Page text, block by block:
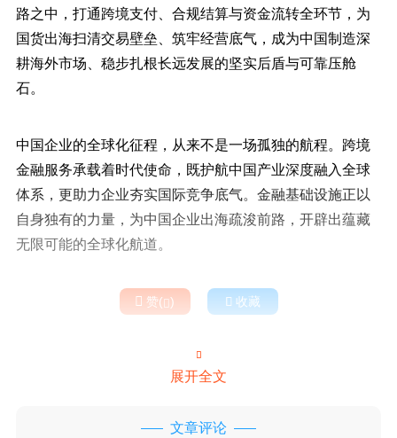
路之中，打通跨境支付、合规结算与资金流转全环节，为
国货出海扫清交易壁垒、筑牢经营底气，成为中国制造深
耕海外市场、稳步扎根长远发展的坚实后盾与可靠压舱
石。
中国企业的全球化征程，从来不是一场孤独的航程。跨境
金融服务承载着时代使命，既护航中国产业深度融入全球
体系，更助力企业夯实国际竞争底气。金融基础设施正以
自身独有的力量，为中国企业出海疏浚前路，开辟出蕴藏
无限可能的全球化航道。
 赞()  收藏

展开全文
文章评论